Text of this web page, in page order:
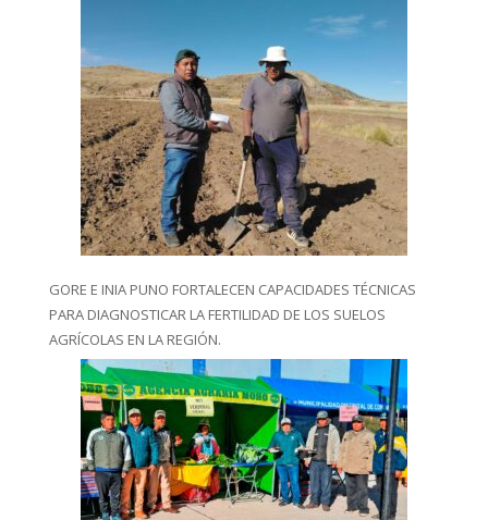
GORE E INIA PUNO FORTALECEN CAPACIDADES TÉCNICAS
PARA DIAGNOSTICAR LA FERTILIDAD DE LOS SUELOS
AGRÍCOLAS EN LA REGIÓN.